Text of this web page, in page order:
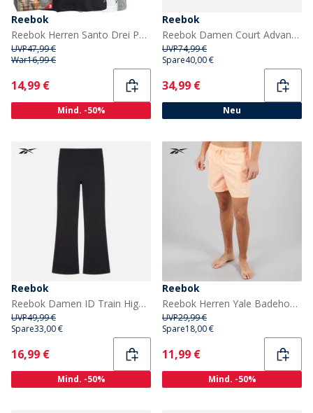
Reebok
Reebok Herren Santo Drei Pack T-Shirts Schwarz / Grau Melange / Weiß
UVP47,99 €
War16,99 €
Current
14,99 €
Mind. -50%
Reebok
Reebok Damen Court Advance Trainer Weiß/Grau/Chrome
UVP74,99 €
Spare40,00 €
Current
34,99 €
Neu
Reebok
Reebok Damen ID Train High Waist Bootcut Tight Leggings Night Black
UVP49,99 €
Spare33,00 €
Current
16,99 €
Mind. -50%
Reebok
Reebok Herren Yale Badehose Peach
UVP29,99 €
Spare18,00 €
Current
11,99 €
Mind. -50%